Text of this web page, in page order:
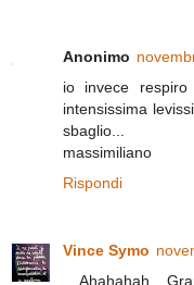
Anonimo
io invece respiro
intensissima
sbaglio...
massimiliano
Rispondi
Vince Symo
... Ahahahah...